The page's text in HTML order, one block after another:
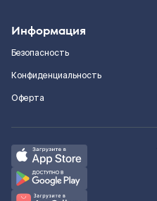
Информация
Безопасность
Конфиденциальность
Оферта